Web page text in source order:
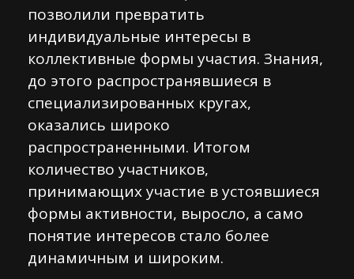
позволили превратить
индивидуальные интересы в
коллективные формы участия. Знания,
до этого распространявшиеся в
специализированных кругах,
оказались широко
распространенными. Итогом
количество участников,
принимающих участие в устоявшиеся
формы активности, выросло, а само
понятие интересов стало более
динамичным и широким.